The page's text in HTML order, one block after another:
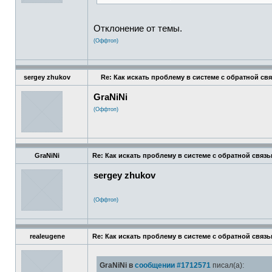
Отклонение от темы.
(Оффтоп)
sergey zhukov Re: Как искать проблему в системе с обратной
GraNiNi
(Оффтоп)
GraNiNi Re: Как искать проблему в системе с обратной
sergey zhukov
(Оффтоп)
realeugene Re: Как искать проблему в системе с обратной
GraNiNi в сообщении #1712571 писал(а):